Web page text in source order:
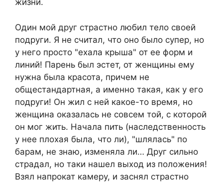
жизни.
Один мой друг страстно любил тело своей
подруги. Я не считал, что оно было супер, но
у него просто "ехала крыша" от ее форм и
линий! Парень был эстет, от женщины ему
нужна была красота, причем не
общестандартная, а именно такая, как у его
подруги! Он жил с ней какое-то время, но
женщина оказалась не совсем той, с которой
он мог жить. Начала пить (наследственность
у нее плохая была, что ли), "шлялась" по
барам, не знаю, изменяла ли… Друг сильно
страдал, но таки нашел выход из положения!
Взял напрокат камеру, и заснял страстно